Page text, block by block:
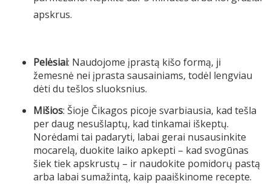
apskrus.
Pelėsiai: Naudojome įprastą kišo formą, ji
žemesnė nei įprasta sausainiams, todėl lengviau
dėti du tešlos sluoksnius.
Mišios: Šioje Čikagos picoje svarbiausia, kad tešla
per daug nesušlaptų, kad tinkamai iškeptų.
Norėdami tai padaryti, labai gerai nusausinkite
mocarelą, duokite laiko apkepti – kad svogūnas
šiek tiek apskrustų – ir naudokite pomidorų pastą
arba labai sumažintą, kaip paaiškinome recepte.